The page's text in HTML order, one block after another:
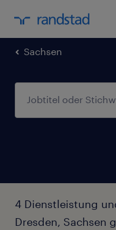
Sachsen
4 Dienstleistung
Dresden, Sachsen